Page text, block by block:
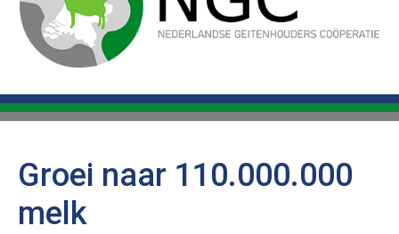
Groei naar 110.000.000
melk
Duurzaamheid
Onze Geitenhouders
Handel